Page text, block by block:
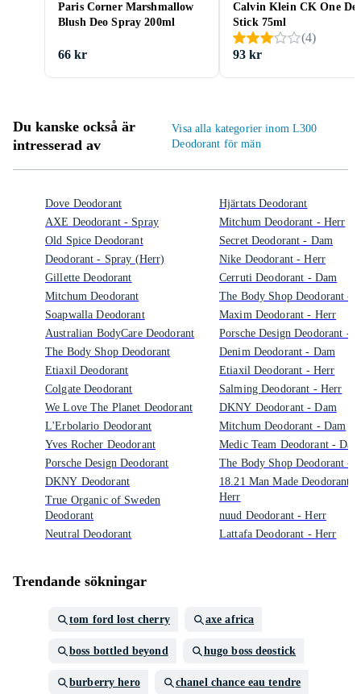
Paris Corner Marshmallow
Blush Deo Spray 200ml
66 kr
Calvin Klein CK One
Stick 75ml
(4)
93 kr
Du kanske också är
intresserad av
Visa alla kategorier inom L300
Deodorant för män
Dove Deodorant
AXE Deodorant - Spray
Old Spice Deodorant
Deodorant - Spray (Herr)
Gillette Deodorant
Mitchum Deodorant
Soapwalla Deodorant
Australian BodyCare Deodorant
The Body Shop Deodorant
Etiaxil Deodorant
Colgate Deodorant
We Love The Planet Deodorant
L'Erbolario Deodorant
Yves Rocher Deodorant
Porsche Design Deodorant
DKNY Deodorant
True Organic of Sweden
Deodorant
Neutral Deodorant
Hjärtats Deodorant
Mitchum Deodorant - Herr
Secret Deodorant - Dam
Nike Deodorant - Herr
Cerruti Deodorant - Dam
The Body Shop Deodorant -
Maxim Deodorant - Herr
Porsche Design Deodorant -
Denim Deodorant - Dam
Etiaxil Deodorant - Herr
Salming Deodorant - Herr
DKNY Deodorant - Dam
Mitchum Deodorant - Dam
Medic Team Deodorant - Dam
The Body Shop Deodorant -
18.21 Man Made Deodorant -
Herr
nuud Deodorant - Herr
Lattafa Deodorant - Herr
Trendande sökningar
tom ford lost cherry axe africa
boss bottled beyond hugo boss deostick
burberry hero chanel chance eau tendre